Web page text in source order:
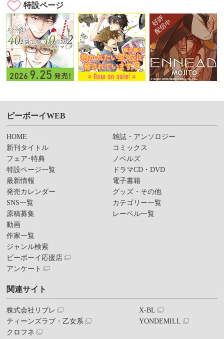
特設ページ
ビーボーイWEB
HOME
新刊タイトル
フェア･特典
特設ページ一覧
最新情報
発売カレンダー
SNS一覧
原稿募集
動画
作家一覧
ジャンル検索
ビーボーイ応援店
アンケート
雑誌・アンソロジー
コミックス
ノベルズ
ドラマCD・DVD
電子書籍
グッズ・その他
カテゴリー一覧
レーベル一覧
関連サイト
株式会社リブレ
ティーンズラブ・乙女系
クロフネ
X-BL
YONDEMILL